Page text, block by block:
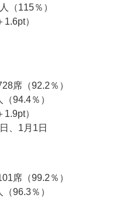
（115％）
）
席（92.2％）
94.4％）
）
、1月1日
席（99.2％）
96.3％）